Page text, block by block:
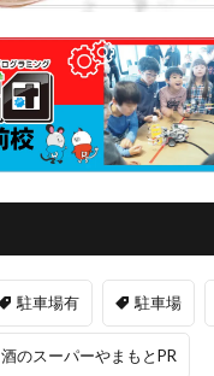
駐車場有 駐車場
酒のスーパーやまもとPR